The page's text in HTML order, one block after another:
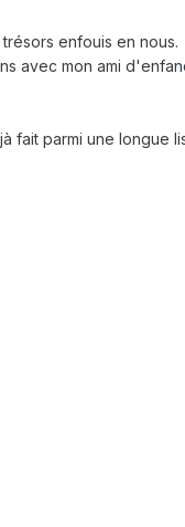
enfouis en nous.
mon ami
fait parmi une longue